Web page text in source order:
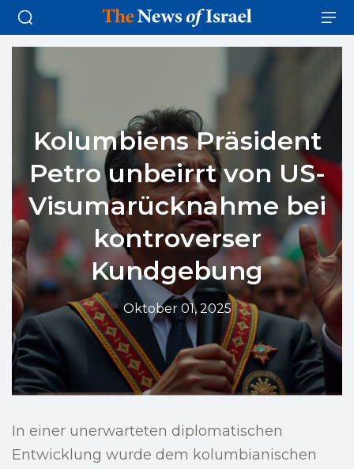
Kolumbiens Präsident
Petro unbeirrt von US-
Visumarücknahme bei
kontroverser
Kundgebung
Oktober 01, 2025
In einer unerwarteten diplomatischen
Entwicklung wurde dem kolumbianischen